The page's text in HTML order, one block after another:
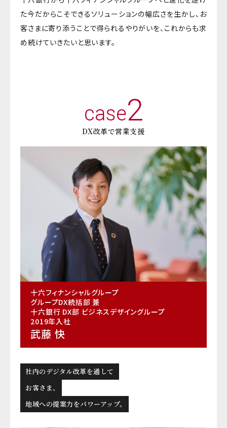
た今だからこそできるソリューションの幅広さを生かし、お
客さまに寄り添うことで得られるやりがいを、これからも求
め続けていきたいと思います。
case2
DX改革で営業支援
十六フィナンシャルグループ
グループDX統括部 兼
十六銀行 DX部 ビジネスデザイングループ
2019年入社
武藤 快
社内のデジタル改革を通して
お客さま、
地域への提案力をパワーアップ。